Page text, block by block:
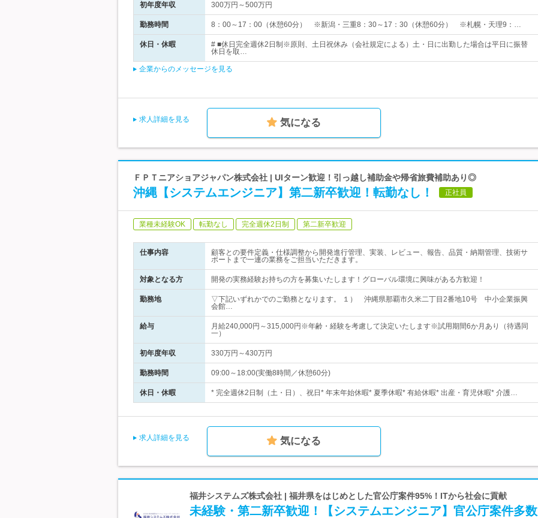
初年度年収 300万円～500万円
勤務時間 8：00～17：00（休憩60分） ※新潟・三重8：30～17：30（休憩60分） ※札幌・天理9：…
休日・休暇
# ■休日完全週休2日制※原則、土日祝休み（会社規定による）土・日に出勤した場合は平日に振替
休日を取…
企業からのメッセージを見る
求人詳細を見る 気になる
ＦＰＴニアショアジャパン株式会社 | UIターン歓迎！引っ越し補助金や帰省旅費補助あり◎
沖縄【システムエンジニア】第二新卒歓迎！転勤なし！ 正社員
業種未経験OK 転勤なし 完全週休2日制 第二新卒歓迎
仕事内容
顧客との要件定義・仕様調整から開発進行管理、実装、レビュー、報告、品質・納期管理、技術サ
ポートまで一連の業務をご担当いただきます。
対象となる方 開発の実務経験お持ちの方を募集いたします！グローバル環境に興味がある方歓迎！
勤務地
▽下記いずれかでのご勤務となります。 １） 沖縄県那覇市久米二丁目2番地10号 中小企業振興
会館…
給与
月給240,000円～315,000円※年齢・経験を考慮して決定いたします※試用期間6か月あり（待遇同
一）
初年度年収 330万円～430万円
勤務時間 09:00～18:00(実働8時間／休憩60分)
休日・休暇 * 完全週休2日制（土・日）、祝日* 年末年始休暇* 夏季休暇* 有給休暇* 出産・育児休暇* 介護…
求人詳細を見る 気になる
福井システムズ株式会社 | 福井県をはじめとした官公庁案件95%！ITから社会に貢献
未経験・第二新卒歓迎！【システムエンジニア】官公庁案件多数